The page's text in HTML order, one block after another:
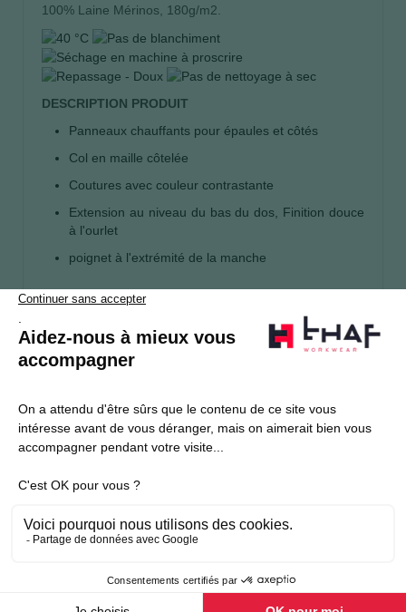
100% Laine Mérinos, 180g/m2.
DESCRIPTION PRODUIT
Panneaux chauffants pour épaules et côtés
Col en maille côtelée
Coutures avec couleur contrastante
Extension au niveau du bas du dos, Finition douce
à l'ourlet
poignet à l'extrémité de la manche
Je souhaite m'inscrire à la newsletter Thaf Workwear
Produits THAF